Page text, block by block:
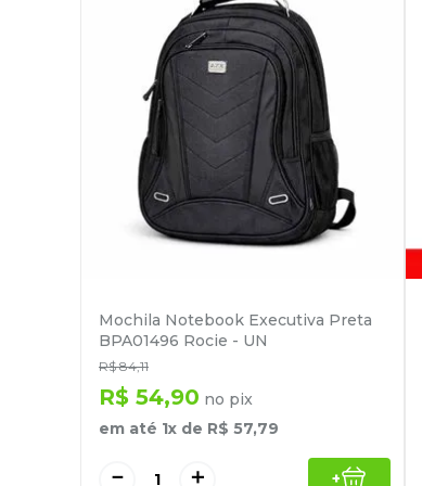
Mochila Notebook Executiva Preta
BPA01496 Rocie - UN
R$ 84,11
R$ 54,90 no pix
em até 1x de R$ 57,79
＋
－ +